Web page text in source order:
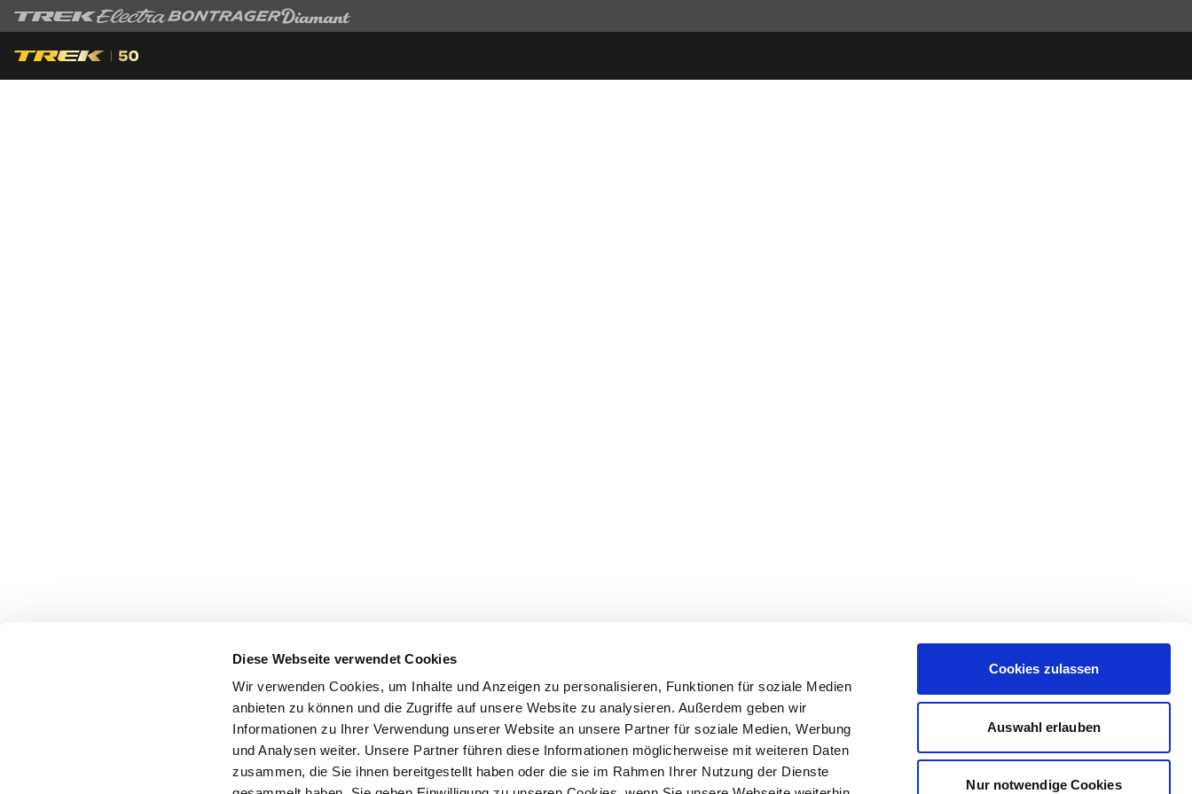
Diese Webseite verwendet Cookies
Wir verwenden Cookies, um Inhalte und Anzeigen zu personalisieren, Funktionen für soziale Medien
anbieten zu können und die Zugriffe auf unsere Website zu analysieren. Außerdem geben wir
Informationen zu Ihrer Verwendung unserer Website an unsere Partner für soziale Medien, Werbung
und Analysen weiter. Unsere Partner führen diese Informationen möglicherweise mit weiteren Daten
zusammen, die Sie ihnen bereitgestellt haben oder die sie im Rahmen Ihrer Nutzung der Dienste
Cookies zulassen
Auswahl erlauben
Nur notwendige Cookies